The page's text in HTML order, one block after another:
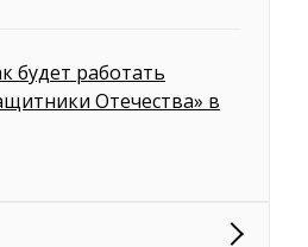
будет работать
Отечества» в